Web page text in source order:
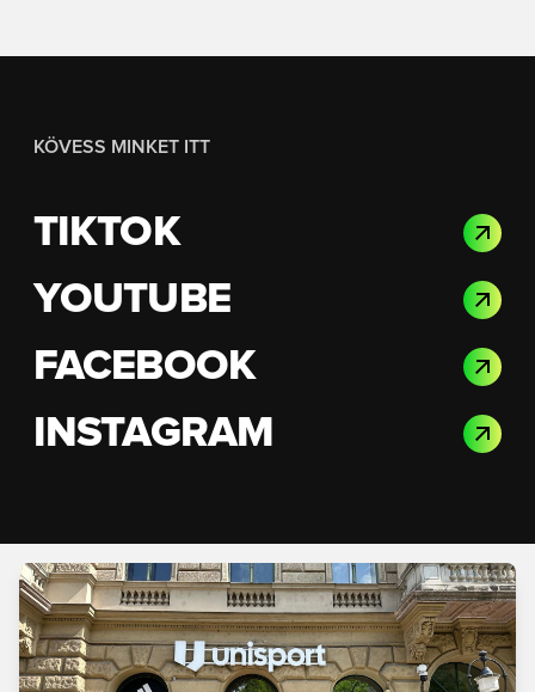
KÖVESS MINKET ITT
TIKTOK
YOUTUBE
FACEBOOK
INSTAGRAM